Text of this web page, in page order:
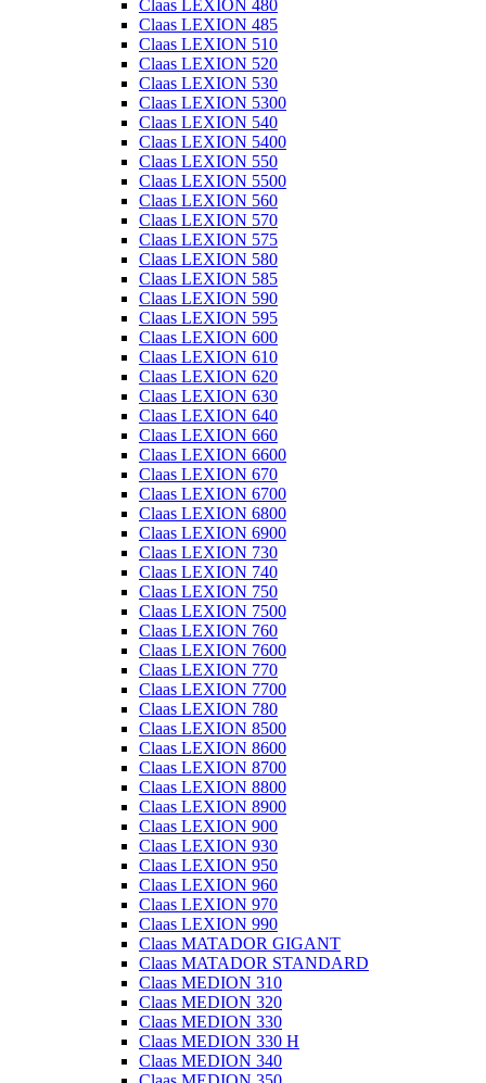
Claas LEXION 480
Claas LEXION 485
Claas LEXION 510
Claas LEXION 520
Claas LEXION 530
Claas LEXION 5300
Claas LEXION 540
Claas LEXION 5400
Claas LEXION 550
Claas LEXION 5500
Claas LEXION 560
Claas LEXION 570
Claas LEXION 575
Claas LEXION 580
Claas LEXION 585
Claas LEXION 590
Claas LEXION 595
Claas LEXION 600
Claas LEXION 610
Claas LEXION 620
Claas LEXION 630
Claas LEXION 640
Claas LEXION 660
Claas LEXION 6600
Claas LEXION 670
Claas LEXION 6700
Claas LEXION 6800
Claas LEXION 6900
Claas LEXION 730
Claas LEXION 740
Claas LEXION 750
Claas LEXION 7500
Claas LEXION 760
Claas LEXION 7600
Claas LEXION 770
Claas LEXION 7700
Claas LEXION 780
Claas LEXION 8500
Claas LEXION 8600
Claas LEXION 8700
Claas LEXION 8800
Claas LEXION 8900
Claas LEXION 900
Claas LEXION 930
Claas LEXION 950
Claas LEXION 960
Claas LEXION 970
Claas LEXION 990
Claas MATADOR GIGANT
Claas MATADOR STANDARD
Claas MEDION 310
Claas MEDION 320
Claas MEDION 330
Claas MEDION 330 H
Claas MEDION 340